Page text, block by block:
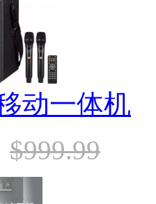
动一体机
$999.99